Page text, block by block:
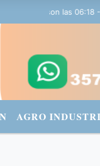
y son las 06:18 -
AGRO